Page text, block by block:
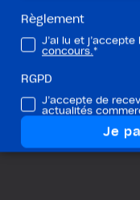
Règlement
J’ai lu et
concours.*
RGPD
J’accepte de
actualités